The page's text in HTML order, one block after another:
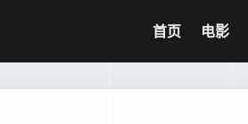
首页 电影